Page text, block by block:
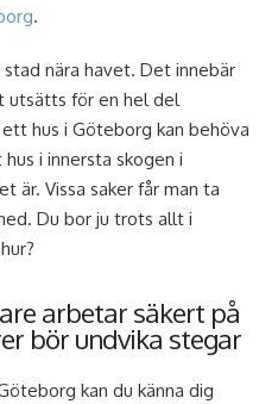
.
nära havet. Det innebär
utsätts för en hel del
hus i Göteborg kan behöva
i innersta skogen i
är. Vissa saker får man ta
Du bor ju trots allt i
arbetar säkert på
bör undvika stegar
kan du känna dig